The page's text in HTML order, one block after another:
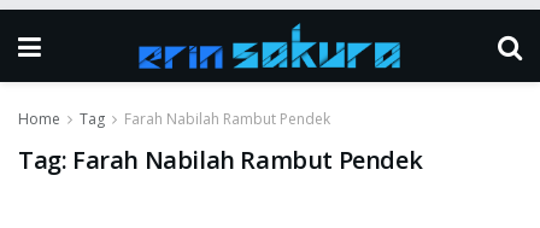
Home Tag Farah Nabilah Rambut Pendek
Tag: Farah Nabilah Rambut Pendek